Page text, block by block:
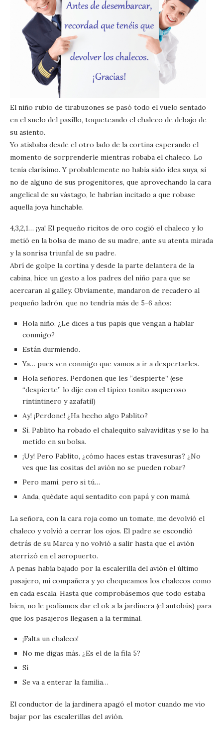
El niño rubio de tirabuzones se pasó todo el vuelo sentado
en el suelo del pasillo, toqueteando el chaleco de debajo de
su asiento.
Yo atisbaba desde el otro lado de la cortina esperando el
momento de sorprenderle mientras robaba el chaleco. Lo
tenía clarísimo. Y probablemente no había sido idea suya, si
no de alguno de sus progenitores, que aprovechando la cara
angelical de su vástago, le habrían incitado a que robase
aquella joya hinchable.
4,3,2,1… ¡ya! El pequeño ricitos de oro cogió el chaleco y lo
metió en la bolsa de mano de su madre, ante su atenta mirada
y la sonrisa triunfal de su padre.
Abrí de golpe la cortina y desde la parte delantera de la
cabina, hice un gesto a los padres del niño para que se
acercaran al galley. Obviamente, mandaron de recadero al
pequeño ladrón, que no tendría más de 5-6 años:
Hola niño. ¿Le dices a tus papis que vengan a hablar
conmigo?
Están durmiendo.
Ya… pues ven conmigo que vamos a ir a despertarles.
Hola señores. Perdonen que les “despierte” (ese
“despierte” lo dije con el típico tonito asqueroso
rintintinero y azafatil)
Ay! ¡Perdone! ¿Ha hecho algo Pablito?
Sí. Pablito ha robado el chalequito salvaviditas y se lo ha
metido en su bolsa.
¡Uy! Pero Pablito, ¿cómo haces estas travesuras? ¿No
ves que las cositas del avión no se pueden robar?
Pero mami, pero si tú…
Anda, quédate aquí sentadito con papá y con mamá.
La señora, con la cara roja como un tomate, me devolvió el
chaleco y volvió a cerrar los ojos. El padre se escondió
detrás de su Marca y no volvió a salir hasta que el avión
aterrizó en el aeropuerto.
A penas había bajado por la escalerilla del avión el último
pasajero, mi compañera y yo chequeamos los chalecos como
en cada escala. Hasta que comprobásemos que todo estaba
bien, no le podíamos dar el ok a la jardinera (el autobús) para
que los pasajeros llegasen a la terminal.
¡Falta un chaleco!
No me digas más. ¿Es el de la fila 5?
Sí
Se va a enterar la familia…
El conductor de la jardinera apagó el motor cuando me vio
bajar por las escalerillas del avión.